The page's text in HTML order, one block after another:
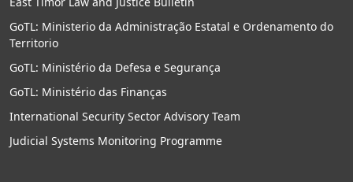
GoTL: Ministerio da Administração Estatal e Ordenamento do
Territorio
GoTL: Ministério da Defesa e Segurança
GoTL: Ministério das Finanças
International Security Sector Advisory Team
Judicial Systems Monitoring Programme